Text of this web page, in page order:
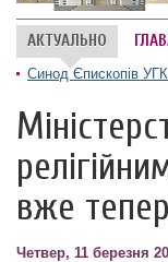
АКТУАЛЬНО
Синод Єпископів
вже тепер
Четвер, 11 березня